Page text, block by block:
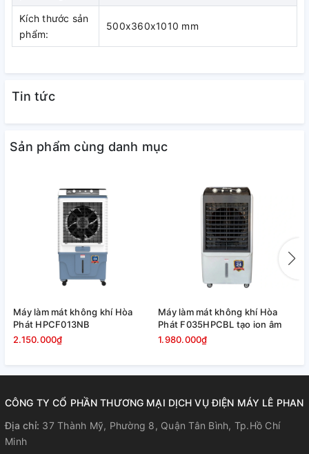
SHD7750 được trang bị bảng điều khiển dạng kết hợp nút
phù hợp.
Máy làm mát không khí SUNHOUSE SHD7750 có 4 bánh xe
Bình chứa nước tiện dụng
Sản phẩm có bình chứa nước với dung tích 40L, bổ sung
Kích thước sản
phẩm:
500x360x1010 mm
Tin tức
Sản phẩm cùng danh mục
Máy làm mát không khí Hòa
Phát HPCF013NB
2.150.000₫
Máy làm mát không khí Hòa
Phát F035HPCBL tạo ion âm
1.980.000₫
CÔNG TY CỔ PHẦN THƯƠNG MẠI DỊCH VỤ ĐIỆN MÁY LÊ PHAN
Địa chỉ: 37 Thành Mỹ, Phường 8, Quận Tân Bình, Tp.Hồ Chí
Minh